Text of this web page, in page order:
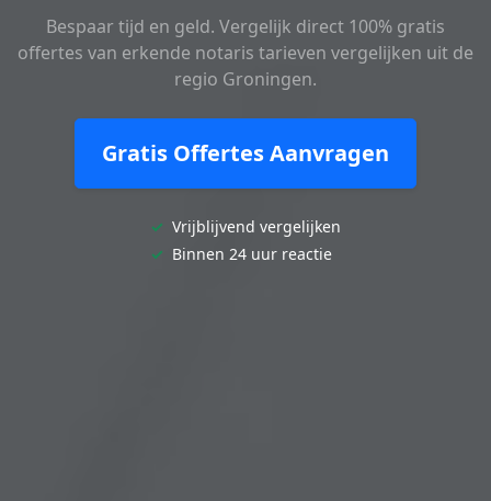
Bespaar tijd en geld. Vergelijk direct 100% gratis
offertes van erkende notaris tarieven vergelijken uit de
regio Groningen.
Gratis Offertes Aanvragen
✓ Vrijblijvend vergelijken
✓ Binnen 24 uur reactie